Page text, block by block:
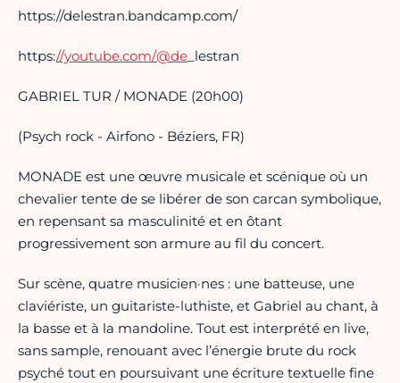
https://delestran.bandcamp.com/
https://youtube.com/@de _lestran
GABRIEL TUR / MONADE (20h00)
(Psych rock - Airfono - Béziers, FR)
MONADE est une œuvre musicale et scénique où un
chevalier tente de se libérer de son carcan symbolique,
en repensant sa masculinité et en ôtant
progressivement son armure au fil du concert.
Sur scène, quatre musicien·nes : une batteuse, une
claviériste, un guitariste-luthiste, et Gabriel au chant, à
la basse et à la mandoline. Tout est interprété en live,
sans sample, renouant avec l’énergie brute du rock
psyché tout en poursuivant une écriture textuelle fine